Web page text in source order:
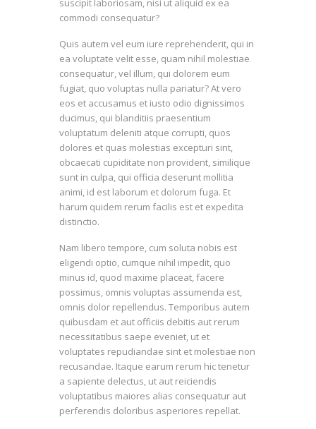
suscipit laboriosam, nisi ut aliquid ex ea
commodi consequatur?
Quis autem vel eum iure reprehenderit, qui in
ea voluptate velit esse, quam nihil molestiae
consequatur, vel illum, qui dolorem eum
fugiat, quo voluptas nulla pariatur? At vero
eos et accusamus et iusto odio dignissimos
ducimus, qui blanditiis praesentium
voluptatum deleniti atque corrupti, quos
dolores et quas molestias excepturi sint,
obcaecati cupiditate non provident, similique
sunt in culpa, qui officia deserunt mollitia
animi, id est laborum et dolorum fuga. Et
harum quidem rerum facilis est et expedita
distinctio.
Nam libero tempore, cum soluta nobis est
eligendi optio, cumque nihil impedit, quo
minus id, quod maxime placeat, facere
possimus, omnis voluptas assumenda est,
omnis dolor repellendus. Temporibus autem
quibusdam et aut officiis debitis aut rerum
necessitatibus saepe eveniet, ut et
voluptates repudiandae sint et molestiae non
recusandae. Itaque earum rerum hic tenetur
a sapiente delectus, ut aut reiciendis
voluptatibus maiores alias consequatur aut
perferendis doloribus asperiores repellat.